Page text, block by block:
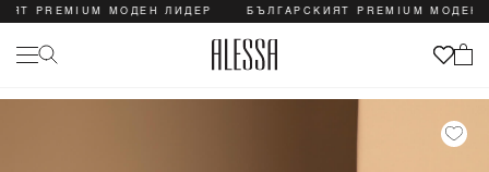
МОДЕН ЛИДЕР БЪЛГАРСКИЯТ PREMIUM МОДЕН